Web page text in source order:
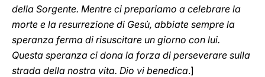
della Sorgente. Mentre ci prepariamo a celebrare la
morte e la resurrezione di Gesù, abbiate sempre la
speranza ferma di risuscitare un giorno con lui.
Questa speranza ci dona la forza di perseverare sulla
strada della nostra vita. Dio vi benedica.]